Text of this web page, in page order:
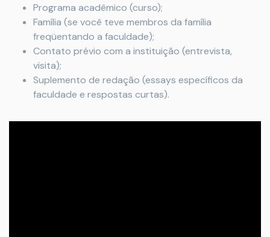
Programa acadêmico (curso);
Família (se você teve membros da família
freqüentando a faculdade);
Contato prévio com a instituição (entrevista,
visita);
Suplemento de redação (essays específicos da
faculdade e respostas curtas).